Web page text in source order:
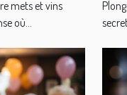
mets et vins
où...